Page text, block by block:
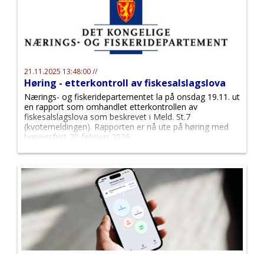
21.11.2025 13:48:00 //
Høring - etterkontroll av fiskesalslagslova
Nærings- og fiskeridepartementet la på onsdag 19.11. ut
en rapport som omhandlet etterkontrollen av
fiskesalslagslova som beskrevet i Meld. St.7
(kvotemeldingen). Rapporten er nå ute på høring med
høringsfrist 20 februar 2026.